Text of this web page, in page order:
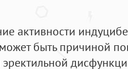
активности
быть причиной